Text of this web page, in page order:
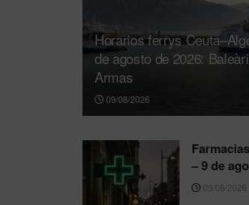
Horarios ferrys
de agosto de 2026:
Armas
09/08/2026
– 9 de
09/08/2026